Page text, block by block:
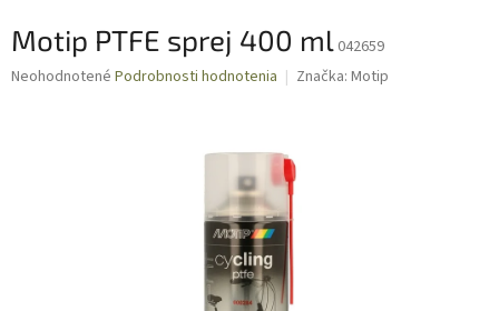
Motip PTFE sprej 400 ml 042659
Priemerné
Neohodnotené Podrobnosti hodnotenia Značka: Motip